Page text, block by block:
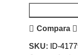
Compara
SKU:
ID-